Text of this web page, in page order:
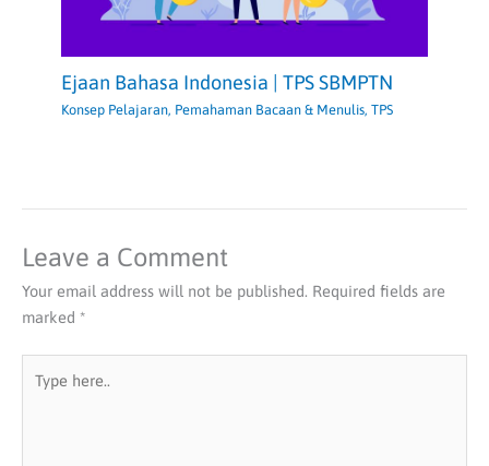
Ejaan Bahasa Indonesia | TPS SBMPTN
Konsep Pelajaran, Pemahaman Bacaan & Menulis,TPS
Leave a Comment
Your email address will not be published. Required fields are
marked *
here..